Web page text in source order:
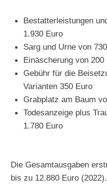
Bestatterleistungen
1.930 Euro
Sarg und Urne von
Einäscherung von
Gebühr für die
Varianten 350 Euro
Grabplatz am Baum
Todesanzeige plus
1.780 Euro
Die Gesamtausgaben
bis zu 12.880 Euro